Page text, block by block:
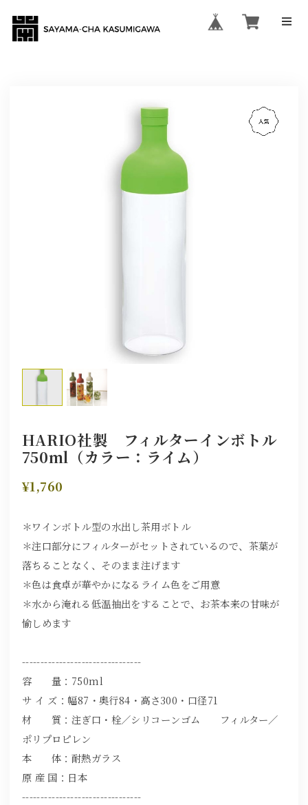
HARIO社製 フィルターインボトル
750ml（カラー：ライム）
¥1,760
＊ワインボトル型の水出し茶用ボトル
＊注口部分にフィルターがセットされているので、茶葉が
落ちることなく、そのまま注げます
＊色は食卓が華やかになるライム色をご用意
＊水から淹れる低温抽出をすることで、お茶本来の甘味が
愉しめます
--------------------------------
容 量：750ml
サ イ ズ：幅87・奥行84・高さ300・口径71
材 質：注ぎ口・栓／シリコーンゴム フィルター／
ポリプロピレン
本 体：耐熱ガラス
原 産 国：日本
--------------------------------